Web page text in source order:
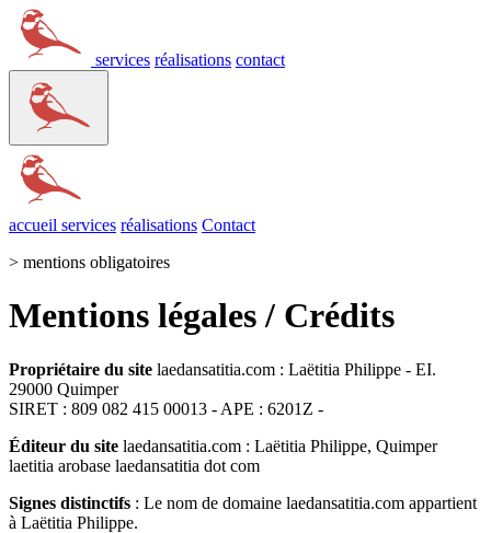
services réalisations contact
accueil services réalisations Contact
> mentions obligatoires
Mentions légales / Crédits
Propriétaire du site laedansatitia.com : Laëtitia Philippe - EI.
29000 Quimper
SIRET : 809 082 415 00013 - APE : 6201Z -
Éditeur du site laedansatitia.com : Laëtitia Philippe, Quimper
laetitia arobase laedansatitia dot com
Signes distinctifs : Le nom de domaine laedansatitia.com appartient
à Laëtitia Philippe.